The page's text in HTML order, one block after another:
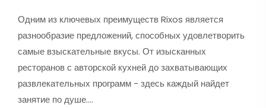
Одним из ключевых преимуществ Rixos является
разнообразие предложений, способных удовлетворить
самые взыскательные вкусы. От изысканных
ресторанов с авторской кухней до захватывающих
развлекательных программ - здесь каждый найдет
занятие по душе.…